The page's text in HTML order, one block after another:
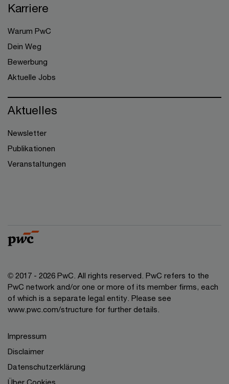
Karriere
Warum PwC
Dein Weg
Bewerbung
Aktuelle Jobs
Aktuelles
Newsletter
Publikationen
Veranstaltungen
© 2017 - 2026 PwC. All rights reserved. PwC refers to the
PwC network and/or one or more of its member firms, each
of which is a separate legal entity. Please see
www.pwc.com/structure for further details.
Impressum
Disclaimer
Datenschutzerklärung
Über Cookies